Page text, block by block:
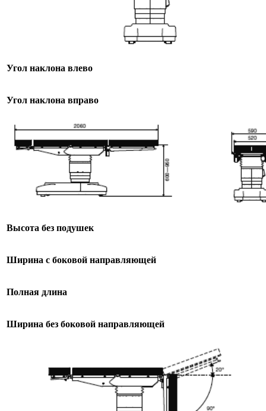
Угол наклона влево
Угол наклона вправо
Высота без подушек
Ширина с боковой направляющей
Полная длина
Ширина без боковой направляющей